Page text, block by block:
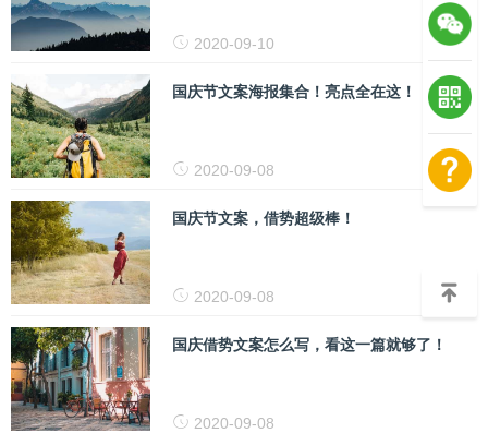
2020-09-10
国庆节文案海报集合！亮点全在这！
2020-09-08
国庆节文案，借势超级棒！
2020-09-08
国庆借势文案怎么写，看这一篇就够了！
2020-09-08